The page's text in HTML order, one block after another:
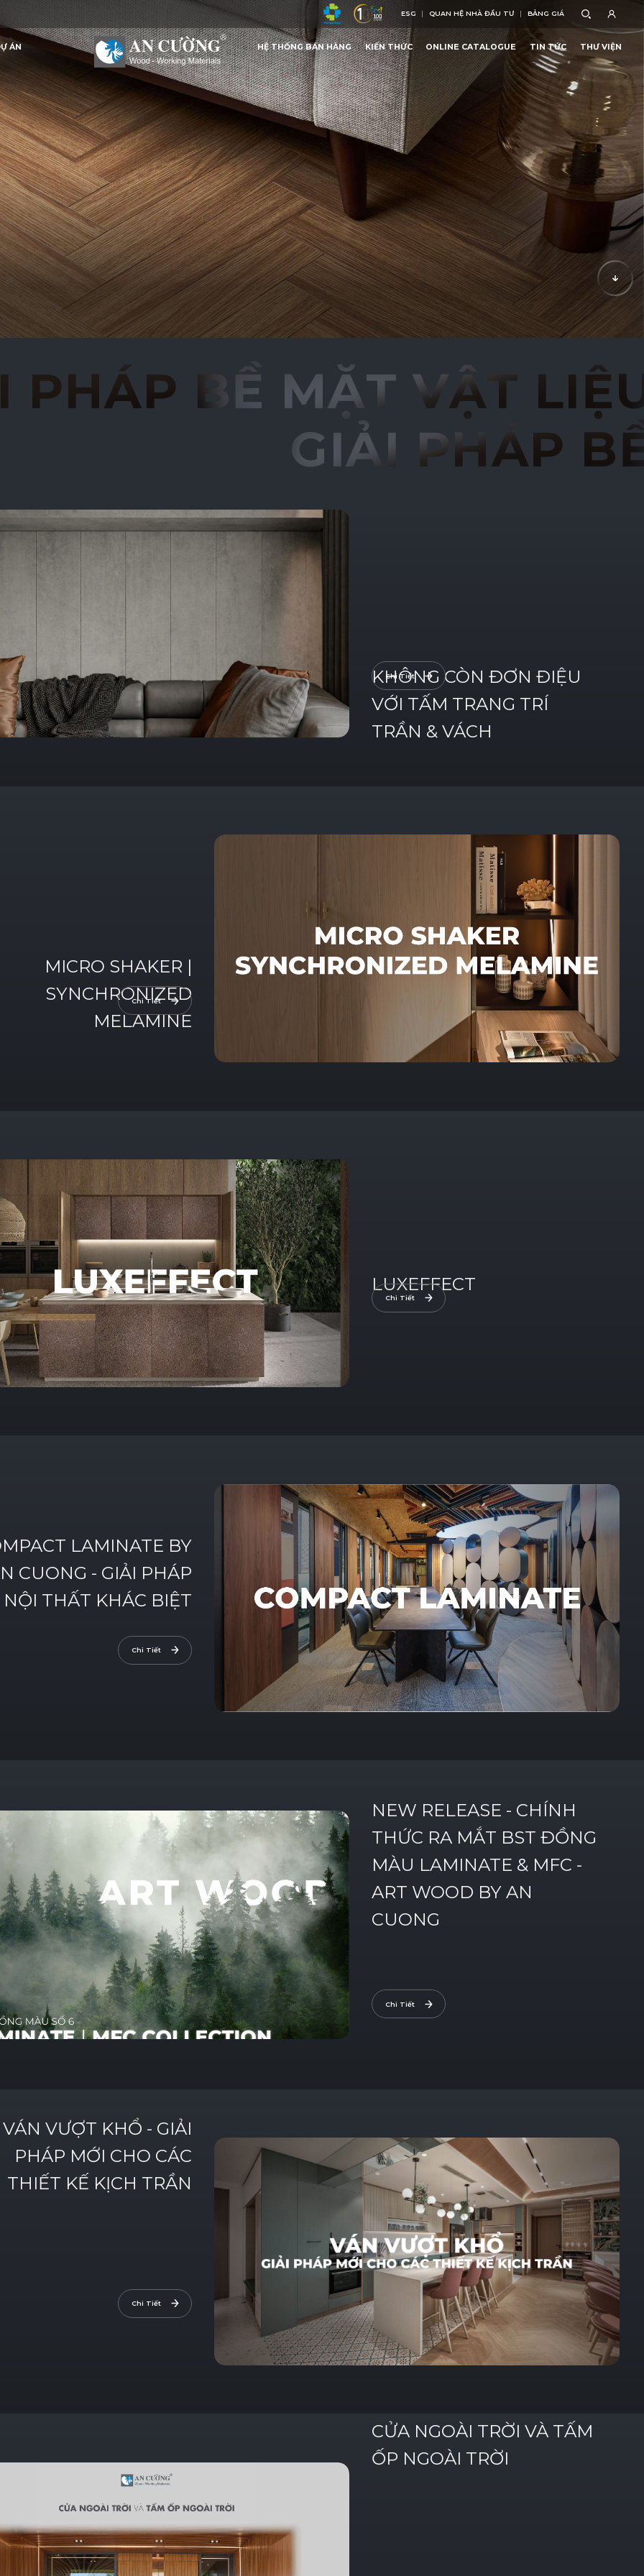
ESG
ESG
QUAN HỆ NHÀ ĐẦU TƯ
QUAN HỆ NHÀ ĐẦU TƯ
BẢNG GIÁ
BẢNG GIÁ
ÁN
ÁN
HỆ THỐNG BÁN HÀNG
HỆ THỐNG BÁN HÀNG
KIẾN THỨC
KIẾN THỨC
ONLINE CATALOGUE
ONLINE CATALOGUE
TIN TỨC
TIN TỨC
THƯ VIỆN
THƯ VIỆN
VẬT LIỆU ◦ GIẢI
BỀ MẶT VẬT
KHÔNG CÒN ĐƠN ĐIỆU
VỚI TẤM TRANG TRÍ
TRẦN & VÁCH
Chi Tiết
MICRO SHAKER |
SYNCHRONIZED
MELAMINE
Chi Tiết
LUXEFFECT
Chi Tiết
LAMINATE BY
CUONG - GIẢI PHÁP
NỘI THẤT KHÁC BIỆT
Chi Tiết
NEW RELEASE - CHÍNH
THỨC RA MẮT BST ĐỒNG
MÀU LAMINATE & MFC -
ART WOOD BY AN
CUONG
Chi Tiết
VÁN VƯỢT KHỔ - GIẢI
PHÁP MỚI CHO CÁC
THIẾT KẾ KỊCH TRẦN
Chi Tiết
CỬA NGOÀI TRỜI VÀ TẤM
ỐP NGOÀI TRỜI